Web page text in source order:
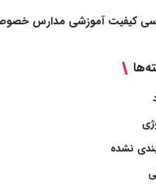
کیفیت آموزشی مدارس
نشده